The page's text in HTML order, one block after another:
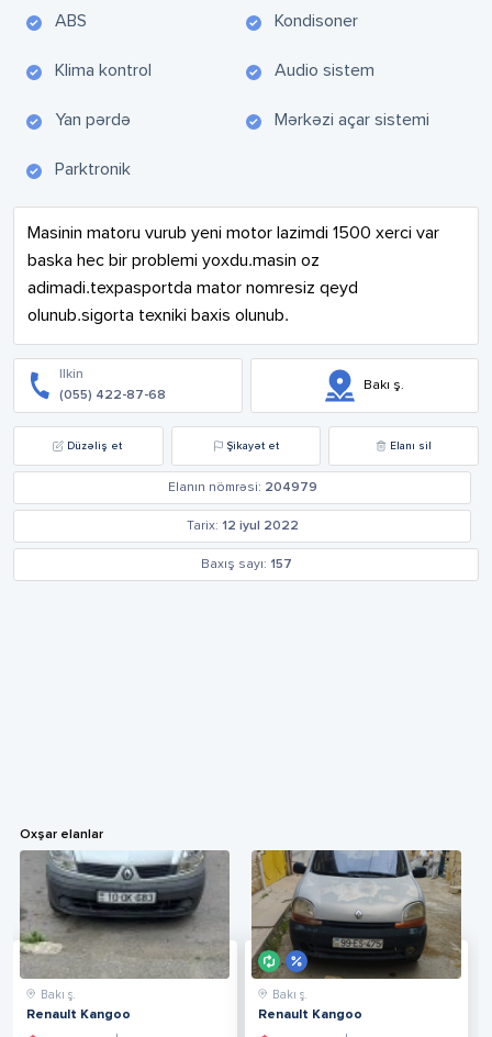
ABS Kondisoner
Klima kontrol Audio sistem
Yan pərdə Mərkəzi açar sistemi
Parktronik
Masinin matoru vurub yeni motor lazimdi 1500 xerci var
baska hec bir problemi yoxdu.masin oz
adimadi.texpasportda mator nomresiz qeyd
olunub.sigorta texniki baxis olunub.
Ilkin
(055) 422-87-68
Bakı ş.
Düzəliş et Şikayət et Elanı sil
Elanın nömrəsi: 204979
Tarix: 12 iyul 2022
Baxış sayı: 157
Oxşar elanlar
Bakı ş.
Renault Kangoo
Bakı ş.
Renault Kangoo